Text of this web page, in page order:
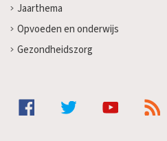
Jaarthema
Opvoeden en onderwijs
Gezondheidszorg